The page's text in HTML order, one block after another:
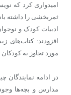
امیدواری کرد که
ثمربخشی را داشته
ادبیات کودک و
افزودند: کتاب‌های
مورد تجاوز به
در ادامه نمایندگان
مدارس و بچه‌ها